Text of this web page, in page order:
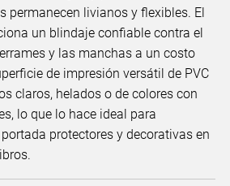
permanecen livianos y flexibles. El
un blindaje confiable contra el
y las manchas a un costo
de impresión versátil de PVC
claros, helados o de colores con
lo que lo hace ideal para
protectores y decorativas en